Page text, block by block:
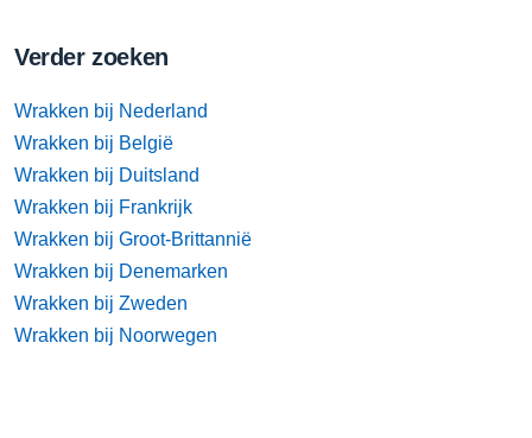
Verder zoeken
Wrakken bij Nederland
Wrakken bij België
Wrakken bij Duitsland
Wrakken bij Frankrijk
Wrakken bij Groot-Brittannië
Wrakken bij Denemarken
Wrakken bij Zweden
Wrakken bij Noorwegen